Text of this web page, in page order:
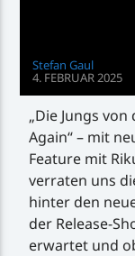
Stefan Gaul
4. FEBRUAR 2025
„Die Jungs
Again“ – mit
Feature mit
verraten uns
hinter den
der Release-
erwartet und